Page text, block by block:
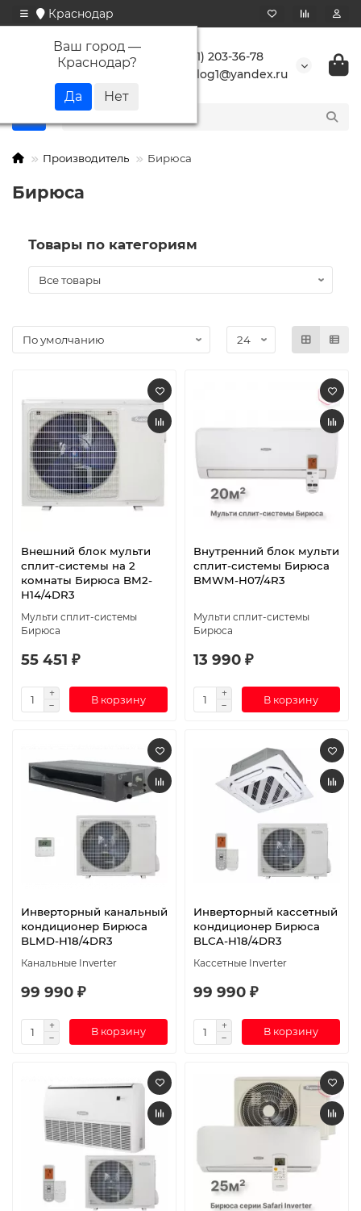
Краснодар
Ваш город —
Краснодар?
+7 (861) 203-36-78
buranlog1@yandex.ru
Производитель Бирюса
Бирюса
Товары по категориям
Внешний блок мульти
сплит-системы на 2
комнаты Бирюса BM2-
H14/4DR3
Мульти сплит-системы
Бирюса
55 451 ₽
В корзину
Внутренний блок мульти
сплит-системы Бирюса
BMWM-H07/4R3
Мульти сплит-системы
Бирюса
13 990 ₽
В корзину
Инверторный канальный
кондиционер Бирюса
BLMD-H18/4DR3
Канальные Inverter
99 990 ₽
В корзину
Инверторный кассетный
кондиционер Бирюса
BLCA-H18/4DR3
Кассетные Inverter
99 990 ₽
В корзину